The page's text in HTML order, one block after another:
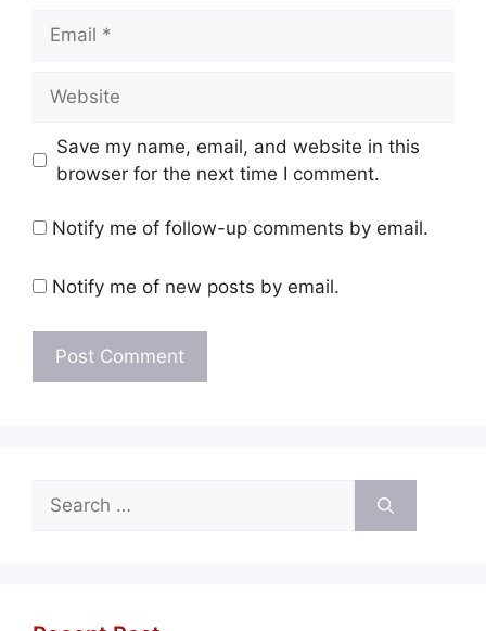
Save my name, email, and website in this
browser for the next time I comment.
Notify me of follow-up comments by email.
Notify me of new posts by email.
Search
for: